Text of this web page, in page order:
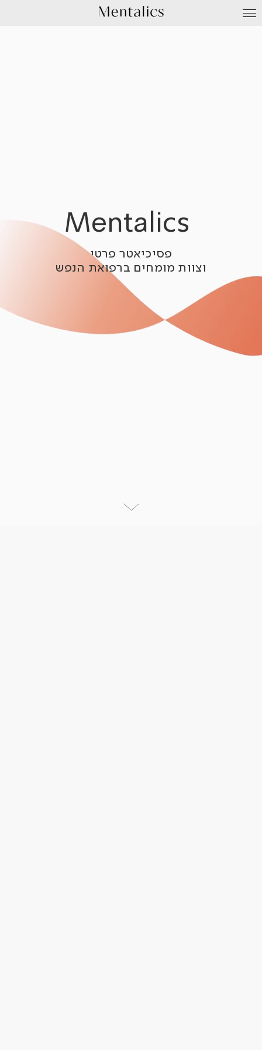
Mentalics
פסיכיאטר פרטי
וצוות מומחים ברפואת הנפש